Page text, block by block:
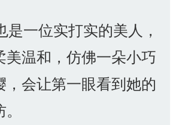
一位实打实的美人，
美温和，仿佛一朵小巧
，会让第一眼看到她的